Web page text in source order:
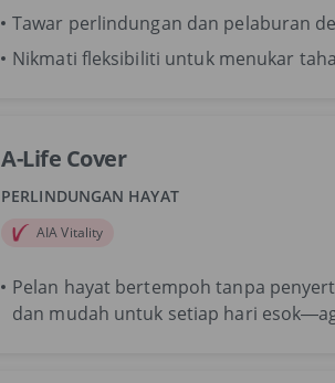
Tawar perlindungan dan pelaburan
Nikmati fleksibiliti untuk menukar
A-Life Cover
PERLINDUNGAN HAYAT
AIA Vitality
Pelan hayat bertempoh tanpa
dan mudah untuk setiap hari